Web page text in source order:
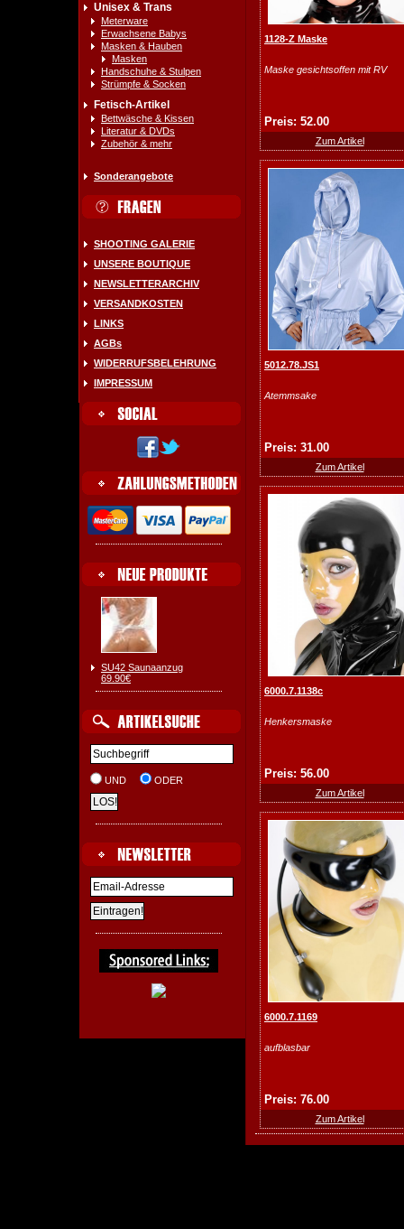
Unisex & Trans
Meterware
Erwachsene Babys
Masken & Hauben
Masken
Handschuhe & Stulpen
Strümpfe & Socken
Fetisch-Artikel
Bettwäsche & Kissen
Literatur & DVDs
Zubehör & mehr
Sonderangebote
SHOOTING GALERIE
UNSERE BOUTIQUE
NEWSLETTERARCHIV
VERSANDKOSTEN
LINKS
AGBs
WIDERRUFSBELEHRUNG
IMPRESSUM
SU42 Saunaanzug
69.90€
UND ODER
1128-Z Maske
Maske gesichtsoffen mit RV
Preis: 52.00
Zum Artikel
5012.78.JS1
Atemmsake
Preis: 31.00
Zum Artikel
6000.7.1138c
Henkersmaske
Preis: 56.00
Zum Artikel
6000.7.1169
aufblasbar
Preis: 76.00
Zum Artikel